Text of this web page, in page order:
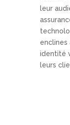
leur
enclines
identité
leurs